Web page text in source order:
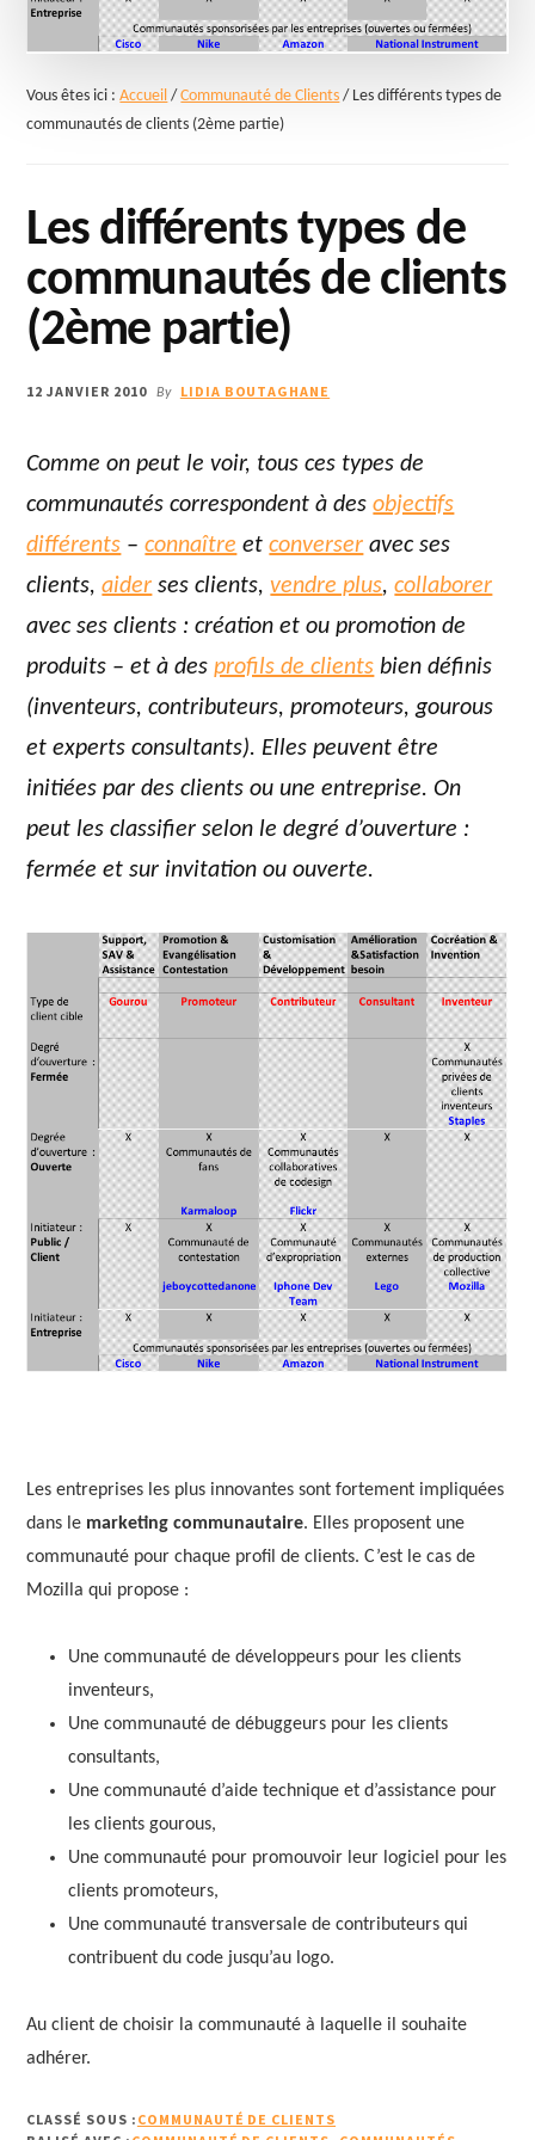
Vous êtes ici :Accueil / Communauté de Clients / Les différents types de
communautés de clients (2ème partie)
Les différents types de
communautés de clients
(2ème partie)
12 JANVIER 2010 By LIDIA BOUTAGHANE
Comme on peut le voir, tous ces types de
communautés correspondent à desobjectifs
différents –connaître etconverser avec ses
clients,aider ses clients,vendre plus,collaborer
avec ses clients : création et ou promotion de
produits – et à desprofils de clients bien définis
(inventeurs, contributeurs, promoteurs, gourous
et experts consultants). Elles peuvent être
initiées par des clients ou une entreprise. On
peut les classifier selon le degré d’ouverture :
fermée et sur invitation ou ouverte.
Les entreprises les plus innovantes sont fortement impliquées
dans le marketing communautaire. Elles proposent une
communauté pour chaque profil de clients. C’est le cas de
Mozilla qui propose :
Une communauté de développeurs pour les clients
inventeurs,
Une communauté de débuggeurs pour les clients
consultants,
Une communauté d’aide technique et d’assistance pour
les clients gourous,
Une communauté pour promouvoir leur logiciel pour les
clients promoteurs,
Une communauté transversale de contributeurs qui
contribuent du code jusqu’au logo.
Au client de choisir la communauté à laquelle il souhaite
adhérer.
CLASSÉ SOUS : COMMUNAUTÉ DE CLIENTS